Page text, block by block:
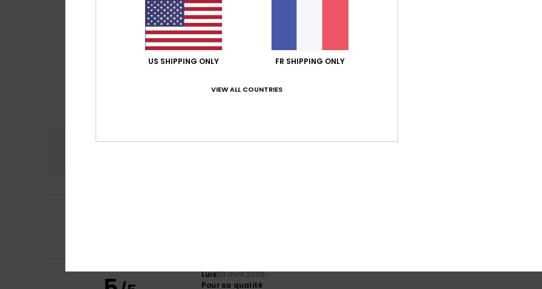
Confort
Rapport qualité / prix
Luis30 avril 2026
Pour sa qualité
US SHIPPING ONLY FR SHIPPING ONLY
VIEW ALL COUNTRIES